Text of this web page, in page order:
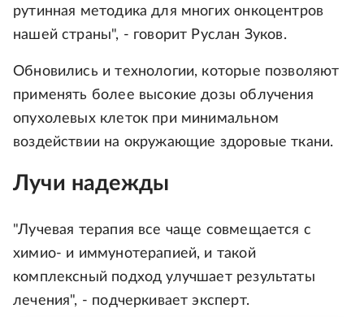
рутинная методика для многих онкоцентров
нашей страны", - говорит Руслан Зуков.
Обновились и технологии, которые позволяют
применять более высокие дозы облучения
опухолевых клеток при минимальном
воздействии на окружающие здоровые ткани.
Лучи надежды
"Лучевая терапия все чаще совмещается с
химио- и иммунотерапией, и такой
комплексный подход улучшает результаты
лечения", - подчеркивает эксперт.